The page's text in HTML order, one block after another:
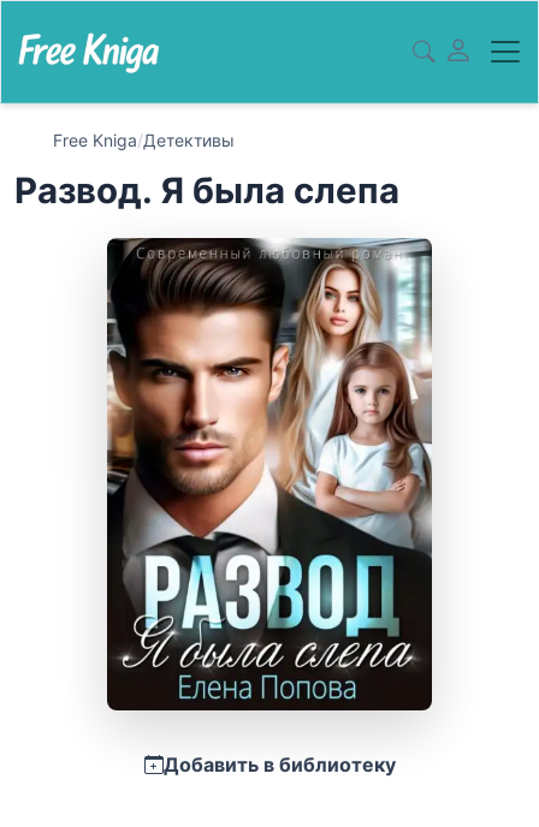
Free Kniga/Детективы
Развод. Я была слепа
Добавить в библиотеку